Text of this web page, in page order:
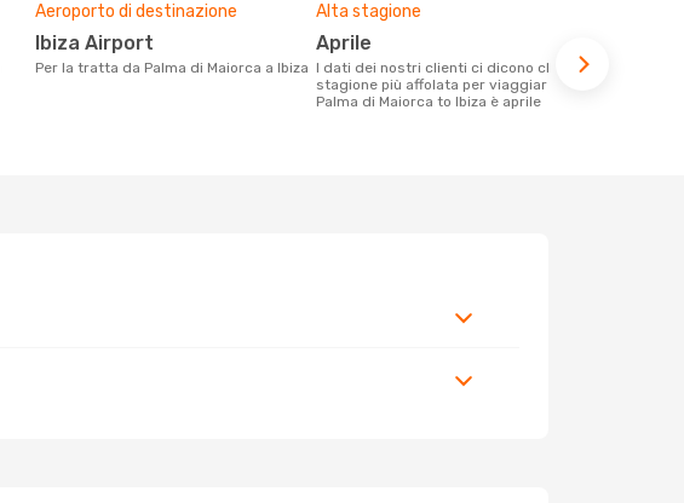
Aeroporto di destinazione
Ibiza Airport
Per la tratta da Palma di Maiorca a Ibiza
Alta stagione
aprile
I dati dei nostri clienti ci dicono che la
stagione più affolata per viaggiare da
Palma di Maiorca to Ibiza è aprile